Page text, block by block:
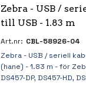
Zebra - USB /
till USB - 1.83 m
Art.nr: CBL-58926-04
Zebra - USB / seriell
(hane) - 1.83 m - för
DS457-DP, DS457-HD,